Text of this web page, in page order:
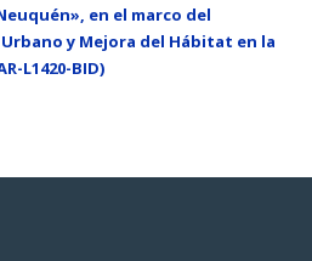
en el marco del
y Mejora del Hábitat en la
L1420-BID)